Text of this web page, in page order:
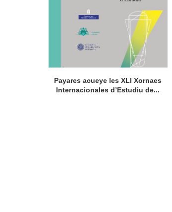
Payares acueye les XLI Xornaes
Internacionales d’Estudiu de...